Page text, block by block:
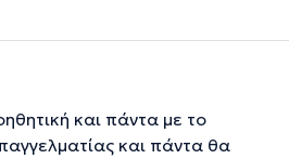
και πάντα με το
και πάντα θα